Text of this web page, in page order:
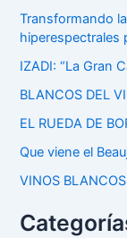
Transformando
hiperespectrales
IZADI: “La Gran
BLANCOS DEL
EL RUEDA DE
Que viene el
VINOS